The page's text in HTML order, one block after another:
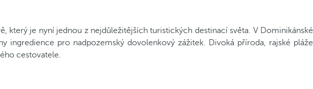
je nyní jednou z nejdůležitějších turistických destinací světa. V Dominikánské
ingredience pro nadpozemský dovolenkový zážitek. Divoká příroda, rajské pláže
cestovatele.